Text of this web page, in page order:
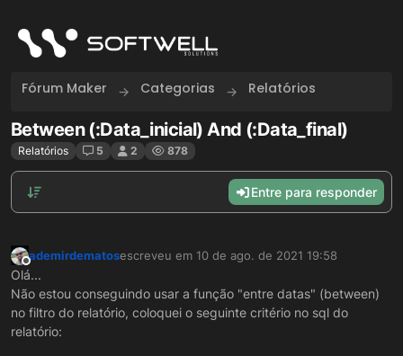
Fórum Maker Categorias Relatórios
Between (:Data_inicial) And (:Data_final)
Relatórios 5 2 878
Entre para responder
Offline
ademirdematosescreveu em 10 de ago. de 2021 19:58
última edição por
Olá...
Não estou conseguindo usar a função "entre datas" (between)
no filtro do relatório, coloquei o seguinte critério no sql do
relatório: